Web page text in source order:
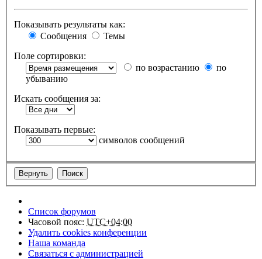
Показывать результаты как:
Сообщения
Темы
Поле сортировки:
по возрастанию
по
убыванию
Искать сообщения за:
Показывать первые:
символов сообщений
Список форумов
Часовой пояс: UTC+04:00
Удалить cookies конференции
Наша команда
Связаться с администрацией